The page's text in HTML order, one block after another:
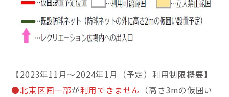
【2023年11月～2024年1月（予定）利用制限概要】
●北東区画一部が利用できません （高さ3mの仮囲い